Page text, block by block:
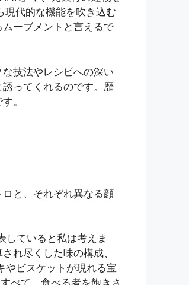
現代的な機能を吹き込む
ーブメントと言えるで
技法やレシピへの深い
ってくれるのです。歴
。
と、それぞれ異なる顔
していると私は考えま
れ尽くした味の構成、
やビスケットが現れる宝